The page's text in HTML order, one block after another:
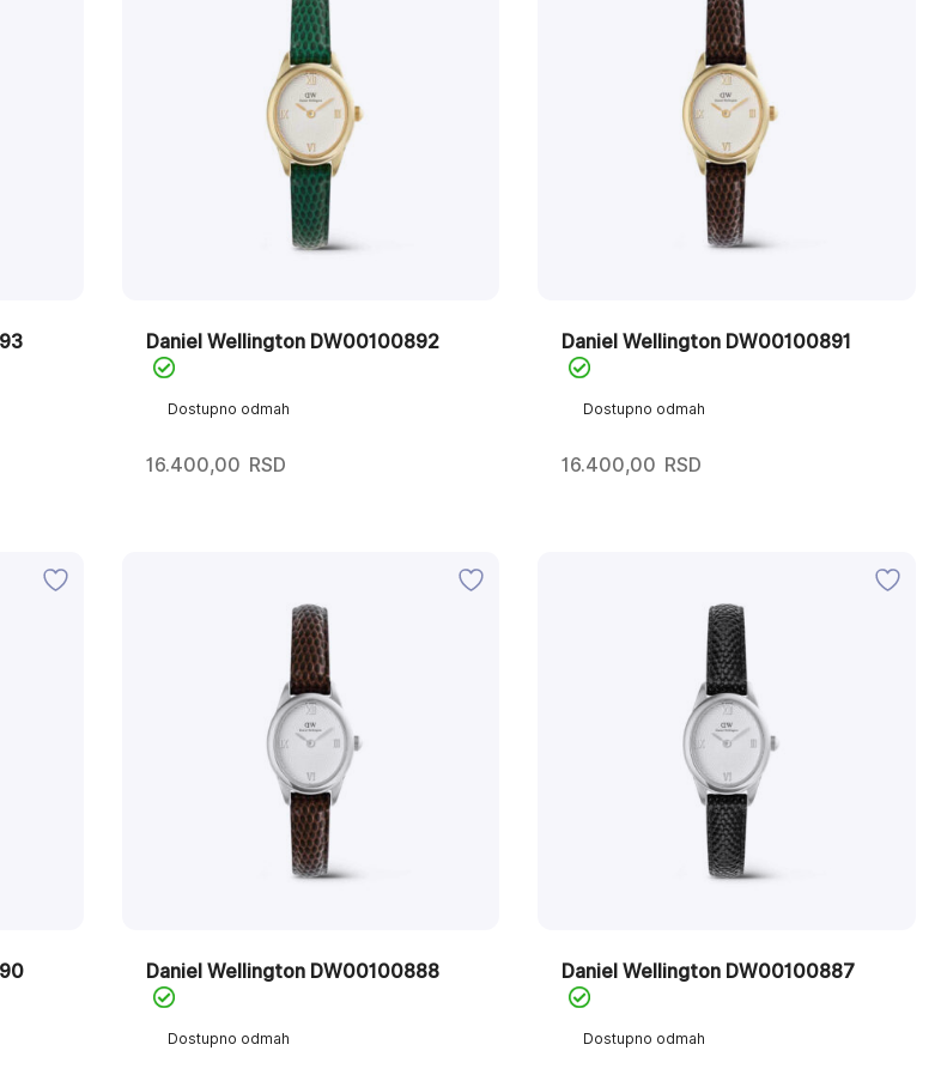
Dostupno odmah
Daniel Wellington DW00100892
16.400,00 RSD
Dostupno odmah
Daniel Wellington DW00100891
16.400,00 RSD
Dostupno odmah
Daniel Wellington DW00100888
Dostupno odmah
Daniel Wellington DW00100887